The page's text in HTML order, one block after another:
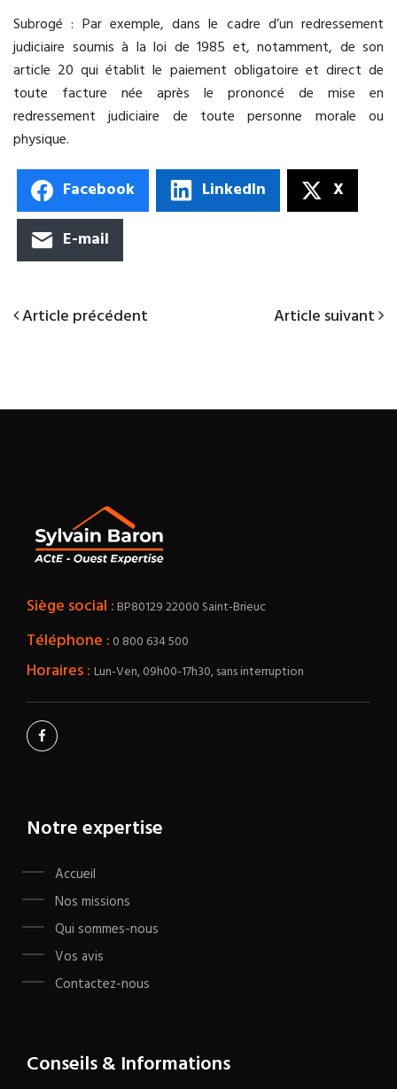
Subrogé : Par exemple, dans le cadre d’un redressement
judiciaire soumis à la loi de 1985 et, notamment, de son
article 20 qui établit le paiement obligatoire et direct de
toute facture née après le prononcé de mise en
redressement judiciaire de toute personne morale ou
physique.
Facebook LinkedIn
X
E-mail
Navigation
l’article
Article
Article précédent
Article
Article suivant
Siège social :BP80129 22000 Saint-Brieuc
Téléphone : 0 800 634 500
Horaires : Lun-Ven, 09h00-17h30, sans interruption
Notre expertise
Accueil
Nos missions
Qui sommes-nous
Vos avis
Contactez-nous
Conseils & Informations